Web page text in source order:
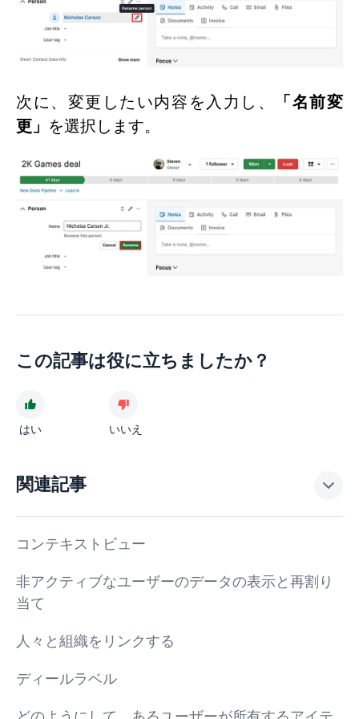
次に、変更したい内容を入力し、
「名前変
更」 を選択します。
この記事は役に立ちましたか？
はい いいえ
関連記事
コンテキストビュー
非アクティブなユーザーのデータの表示と再割り
当て
人々と組織をリンクする
ディールラベル